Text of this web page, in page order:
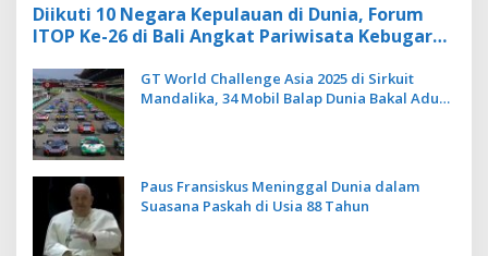
Diikuti 10 Negara Kepulauan di Dunia, Forum
ITOP Ke-26 di Bali Angkat Pariwisata Kebugaran
GT World Challenge Asia 2025 di Sirkuit
Mandalika, 34 Mobil Balap Dunia Bakal Adu
Paus Fransiskus Meninggal Dunia dalam
Suasana Paskah di Usia 88 Tahun